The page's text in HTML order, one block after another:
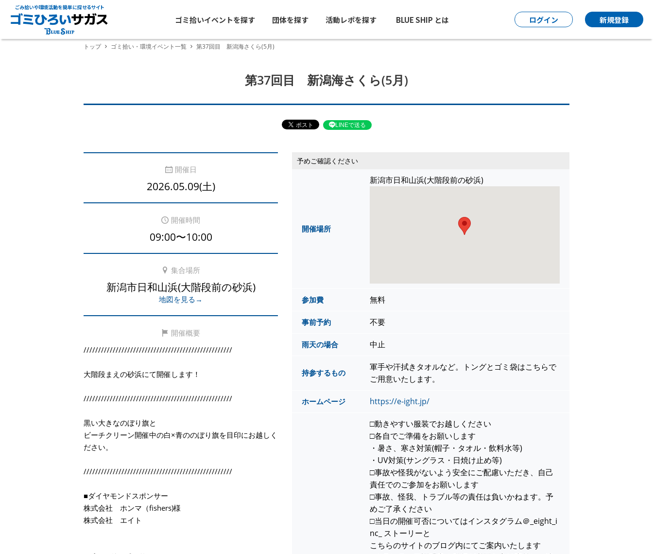
ごみ拾いや環境活動を簡単に探せるサイト
ゴミ拾いイベントを探す 団体を探す 活動レポを探す BLUE SHIP とは ログイン 新規登録
トップ ゴミ拾い・環境イベント一覧 第37回目 新潟海さくら(5月)
第37回目 新潟海さくら(5月)
LINEで送る
開催日
2026.05.09(土)
開催時間
09:00〜10:00
集合場所
新潟市日和山浜(大階段前の砂浜)
地図を見る→
開催概要
///////////////////////////////////////////////////
大階段まえの砂浜にて開催します！
///////////////////////////////////////////////////
黒い大きなのぼり旗と
ビーチクリーン開催中の白×青ののぼり旗を目印にお越しく
ださい。
///////////////////////////////////////////////////
■ダイヤモンドスポンサー
株式会社 ホンマ（fishers)様
株式会社 エイト
予めご確認ください
開催場所
新潟市日和山浜(大階段前の砂浜)
参加費 無料
事前予約 不要
雨天の場合 中止
持参するもの
軍手や汗拭きタオルなど。トングとゴミ袋はこちらで
ご用意いたします。
ホームページ https://e-ight.jp/
□動きやすい服装でお越しください
□各自でご準備をお願いします
・暑さ、寒さ対策(帽子・タオル・飲料水等)
・UV対策(サングラス・日焼け止め等)
□事故や怪我がないよう安全にご配慮いただき、自己
責任でのご参加をお願いします
□事故、怪我、トラブル等の責任は負いかねます。予
めご了承ください
□当日の開催可否についてはインスタグラム＠_eight_i
nc_ ストーリーと
こちらのサイトのブログ内にてご案内いたします